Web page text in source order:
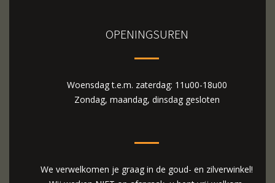
OPENINGSUREN
Woensdag t.e.m. zaterdag: 11u00-18u00
Zondag, maandag, dinsdag gesloten
We verwelkomen je graag in de goud- en zilverwinkel!